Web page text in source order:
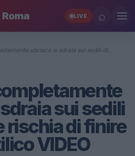
LIVE ⌕
ubriaco si sdraia sui sedili di…
sui sedili
rischia di finire
VIDEO